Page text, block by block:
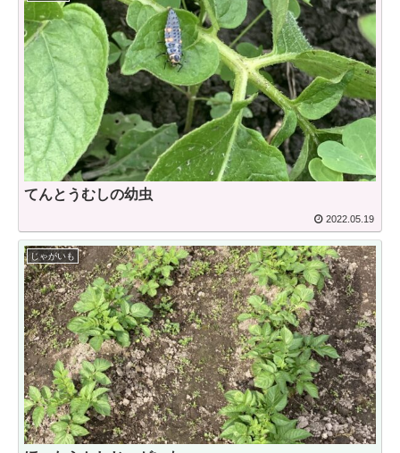
てんとうむしの幼虫
2022.05.19
じゃがいも